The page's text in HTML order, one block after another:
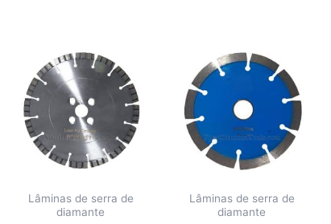
Lâminas de serra de
diamante
Lâminas de serra de
diamante